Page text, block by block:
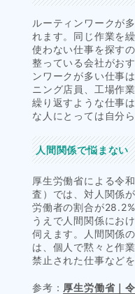
ルーティンワークが
れます。同じ作業を
使わない仕事を探す
整っている会社がお
ンワークが多い仕事
ニング店員、工場作
繰り返すような仕事
な人にとっては自分
人間関係で悩まない
厚生労働省による令
査）では、対人関係
労働者の割合が
うえで人間関係にお
伺えます。人間関係
は、個人で黙々と作
禁止された仕事など
参考： 厚生労働省｜